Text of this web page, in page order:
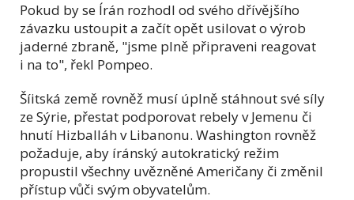
Pokud by se Írán rozhodl od svého dřívějšího
závazku ustoupit a začít opět usilovat o výrob
jaderné zbraně, "jsme plně připraveni reagovat
i na to", řekl Pompeo.
Šíitská země rovněž musí úplně stáhnout své síly
ze Sýrie, přestat podporovat rebely v Jemenu či
hnutí Hizballáh v Libanonu. Washington rovněž
požaduje, aby íránský autokratický režim
propustil všechny uvězněné Američany či změnil
přístup vůči svým obyvatelům.